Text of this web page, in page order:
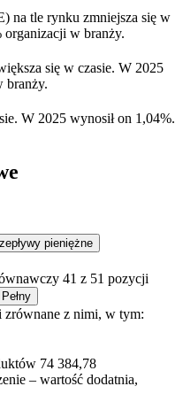
na tle rynku zmniejsza się w
organizacji w branży.
się w czasie. W 2025
branży.
W 2025 wynosił on 1,04%.
pieniężne
41 z 51 pozycji
Pełny
zrównane z nimi, w tym:
74 384,78
– wartość dodatnia,